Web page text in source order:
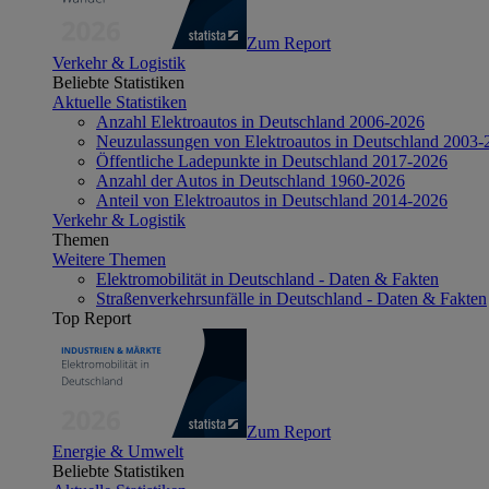
Zum Report
Verkehr & Logistik
Beliebte Statistiken
Aktuelle Statistiken
Anzahl Elektroautos in Deutschland 2006-2026
Neuzulassungen von Elektroautos in Deutschland 2003-
Öffentliche Ladepunkte in Deutschland 2017-2026
Anzahl der Autos in Deutschland 1960-2026
Anteil von Elektroautos in Deutschland 2014-2026
Verkehr & Logistik
Themen
Weitere Themen
Elektromobilität in Deutschland - Daten & Fakten
Straßenverkehrsunfälle in Deutschland - Daten & Fakten
Top Report
Zum Report
Energie & Umwelt
Beliebte Statistiken